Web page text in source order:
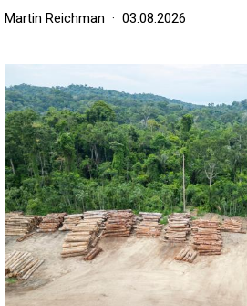
Martin Reichman 03.08.2026